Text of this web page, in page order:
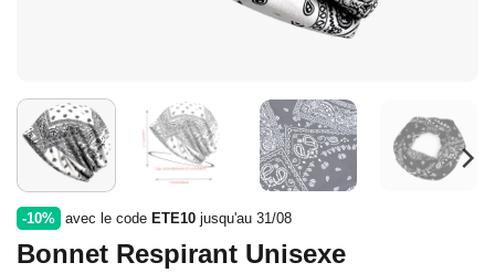
-10% avec le code ETE10 jusqu'au 31/08
Bonnet Respirant Unisexe